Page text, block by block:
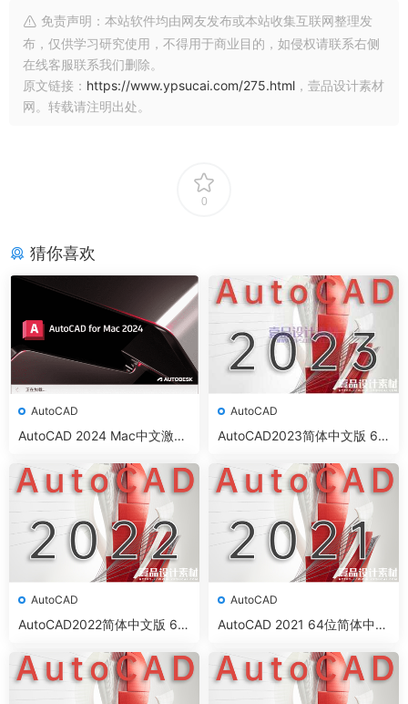
免责声明：本站软件均由网友发布或本站收集互联网整理发
布，仅供学习研究使用，不得用于商业目的，如侵权请联系右侧
在线客服联系我们删除。
原文链接： https://www.ypsucai.com/275.html ，壹品设计素材
网。转载请注明出处。
0
猜你喜欢
AutoCAD
AutoCAD 2024 Mac中文激活
AutoCAD
AutoCAD2023简体中文版 64
AutoCAD
AutoCAD2022简体中文版 64
AutoCAD
AutoCAD 2021 64位简体中文